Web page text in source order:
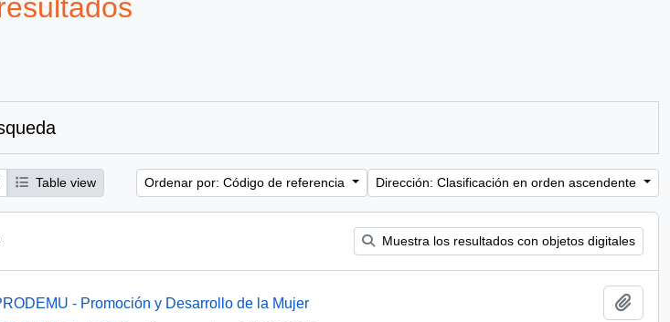
Table view Ordenar por: Código de referencia Dirección: Clasificación en orden ascendente
Muestra los resultados con objetos digitales
- Promoción y Desarrollo de la Mujer